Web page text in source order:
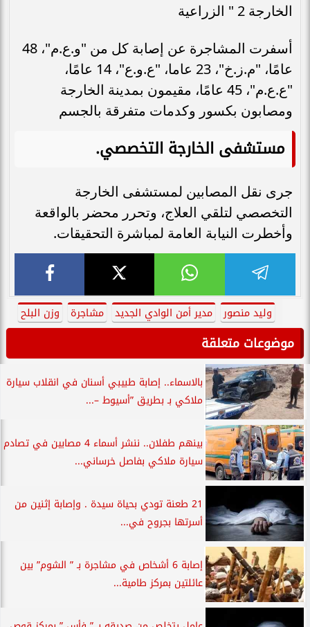
الخارجة 2 " الزراعية
أسفرت المشاجرة عن إصابة كل من "و.ع.م"، 48
عامًا، "م.ز.خ"، 23 عاما، "ع.و.ع"، 14 عامًا،
"ع.ع.م"، 45 عامًا، مقيمون بمدينة الخارجة
ومصابون بكسور وكدمات متفرقة بالجسم
مستشفى الخارجة التخصصي.
جرى نقل المصابين لمستشفى الخارجة
التخصصي لتلقي العلاج، وتحرر محضر بالواقعة
وأخطرت النيابة العامة لمباشرة التحقيقات.
وليد منصور مدير أمن الوادي الجديد مشاجرة وزن البلح
موضوعات متعلقة
بالاسماء.. إصابة طبيبي أسنان في انقلاب سيارة
ملاكي بـ بطريق ”أسيوط –...
بينهم طفلان.. ننشر أسماء 4 مصابين في تصادم
سيارة ملاكي بفاصل خرساني...
21 طعنة تودي بحياة سيدة . وإصابة إثنين من
أسرتها بجروح في...
إصابة 6 أشخاص في مشاجرة بـ ” الشوم” بين
عائلتين بمركز طامية...